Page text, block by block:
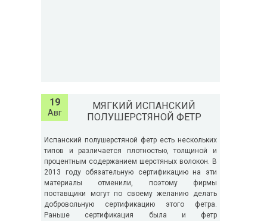
19
Авг
МЯГКИЙ ИСПАНСКИЙ
ПОЛУШЕРСТЯНОЙ ФЕТР
Испанский полушерстяной фетр есть нескольких
типов и различается плотностью, толщиной и
процентным содержанием шерстяных волокон. В
2013 году обязательную сертификацию на эти
материалы отменили, поэтому фирмы
поставщики могут по своему желанию делать
добровольную сертификацию этого фетра.
Раньше сертификация была и фетр